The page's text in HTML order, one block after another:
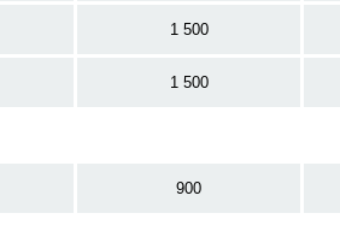
1 500
1 500
900